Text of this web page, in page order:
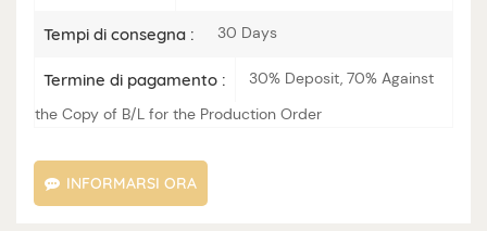
Tempi di consegna : 30 Days
Termine di pagamento :
30% Deposit, 70% Against
the Copy of B/L for the Production Order
INFORMARSI ORA